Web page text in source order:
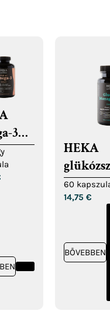
3
HEKA
60
14,75 €
BŐVEBBEN